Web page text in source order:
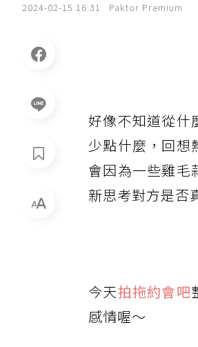
2024-02-15 16:31 Paktor Premium
好像不知道從什
少點什麼，回想
會因為一些雞毛
新思考對方是否
今天拍拖約會吧
感情喔～